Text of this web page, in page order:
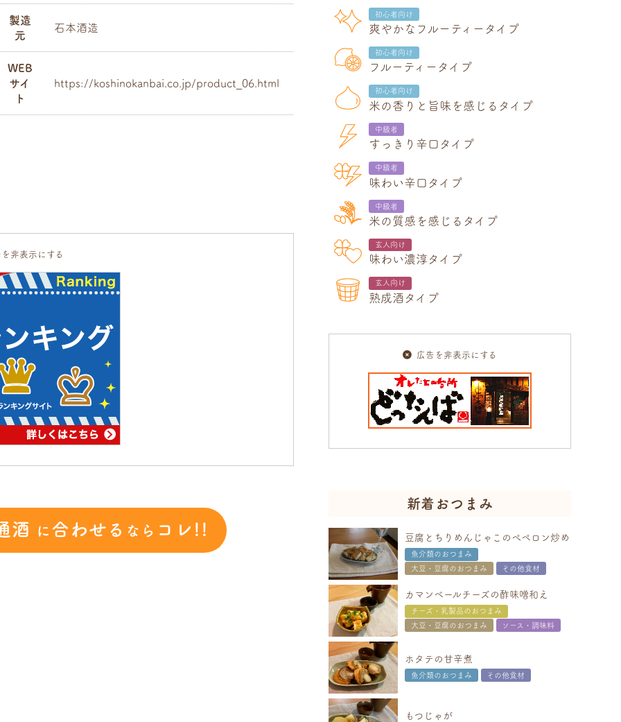
製造
元
石本酒造
WEB
サイ
ト
https://koshinokanbai.co.jp/product_06.html
非表示にする
酒 に 合わせる なら コレ!!
初心者向け
爽やかなフルーティータイプ
初心者向け
フルーティータイプ
初心者向け
米の香りと旨味を感じるタイプ
中級者
すっきり辛口タイプ
中級者
味わい辛口タイプ
中級者
米の質感を感じるタイプ
玄人向け
味わい濃淳タイプ
玄人向け
熟成酒タイプ
広告を非表示にする
新着おつまみ
豆腐とちりめんじゃこのぺペロン炒め
魚介類のおつまみ
大豆・豆腐のおつまみ
その他食材
カマンベールチーズの酢味噌和え
チーズ・乳製品のおつまみ
大豆・豆腐のおつまみ
ソース・調味料
ホタテの甘辛煮
魚介類のおつまみ その他食材
もつじゃが